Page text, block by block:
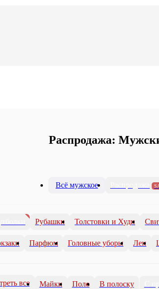
Распродажа:
Всё мужское
Рубашки Толстовки и Худи
Парфюм Головные уборы Лен
все Майки Поло В полоску